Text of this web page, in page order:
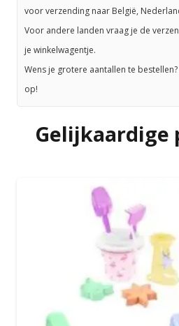
voor verzending naar België,
Voor andere landen vraag je de
je winkelwagentje.
Wens je grotere aantallen te
op!
Gelijkaardige